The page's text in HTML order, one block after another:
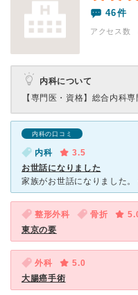
46件
アクセス数
内科について
【専門医・資格】 総合内科専
内科の口コミ
内科
3.5
お世話になりました
整形外科 骨折
東京の要
外科
5.0
大腸癌手術